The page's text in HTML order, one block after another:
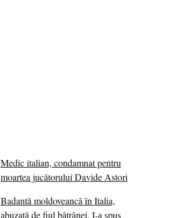
Medic italian, condamnat pentru
moartea jucătorului Davide Astori
Badantă moldoveancă în Italia,
abuzată de fiul bătrânei. I-a spus